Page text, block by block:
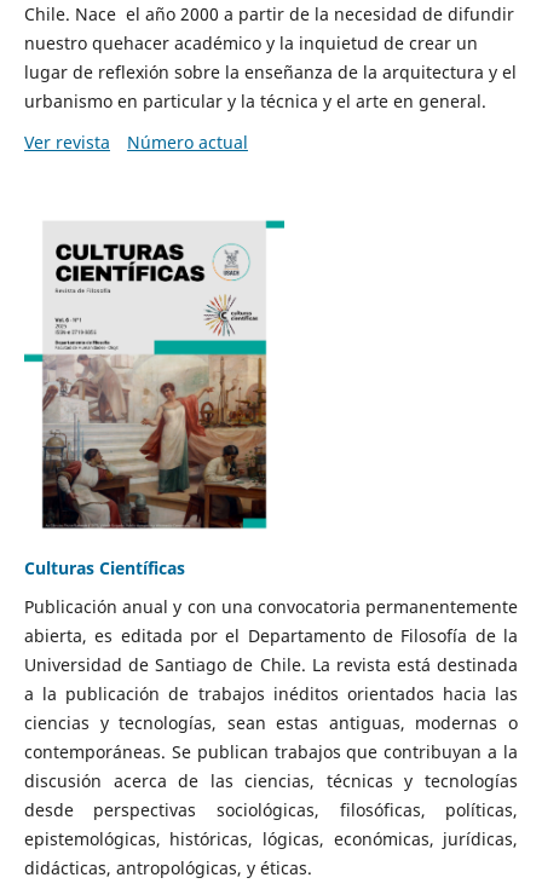
Chile. Nace el año 2000 a partir de la necesidad de difundir
nuestro quehacer académico y la inquietud de crear un
lugar de reflexión sobre la enseñanza de la arquitectura y el
urbanismo en particular y la técnica y el arte en general.
Ver revista
Número actual
Culturas Científicas
Publicación anual y con una convocatoria permanentemente
abierta, es editada por el Departamento de Filosofía de la
Universidad de Santiago de Chile. La revista está destinada
a la publicación de trabajos inéditos orientados hacia las
ciencias y tecnologías, sean estas antiguas, modernas o
contemporáneas. Se publican trabajos que contribuyan a la
discusión acerca de las ciencias, técnicas y tecnologías
desde perspectivas sociológicas, filosóficas, políticas,
epistemológicas, históricas, lógicas, económicas, jurídicas,
didácticas, antropológicas, y éticas.